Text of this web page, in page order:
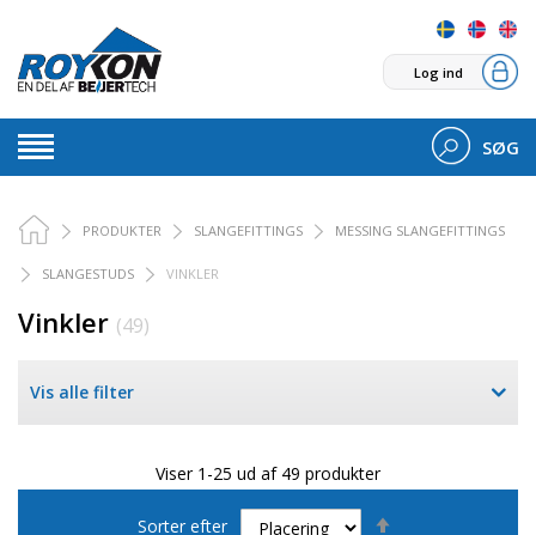
Log ind
SØG
PRODUKTER SLANGEFITTINGS MESSING SLANGEFITTINGS
SLANGESTUDS VINKLER
Vinkler (49)
Vis alle filter
Viser 1-25 ud af 49 produkter
Sorter efter